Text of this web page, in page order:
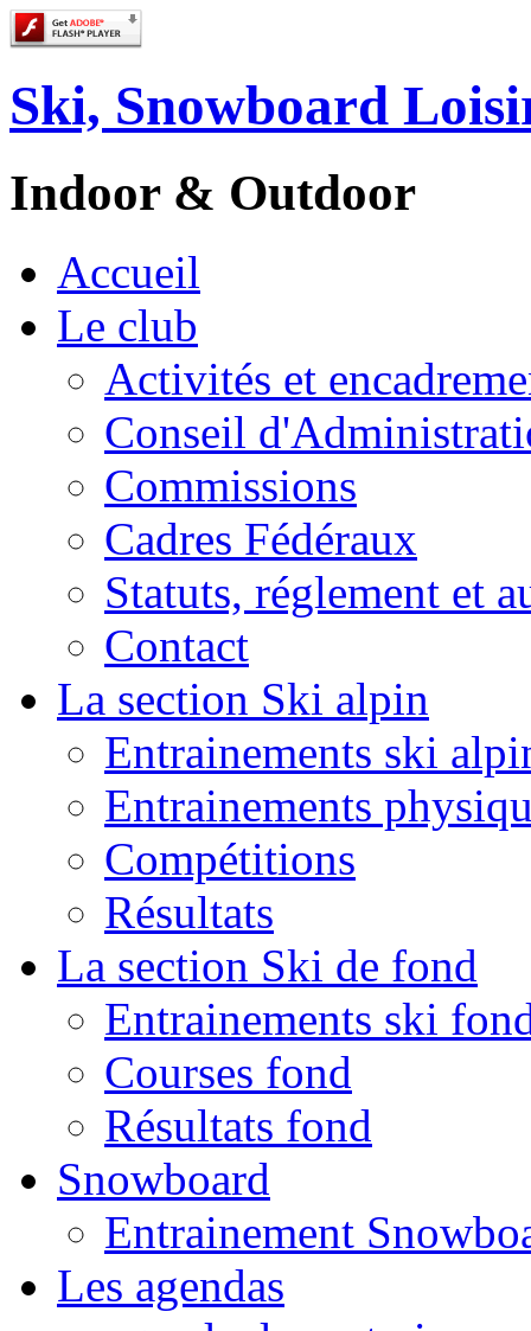
Ski, Snowboard
Indoor & Outdoor
Accueil
Le club
Activités et
Conseil
Commissions
Cadres Fédéraux
Statuts, réglement et
Contact
La section Ski alpin
Entrainements ski
Entrainements
Compétitions
Résultats
La section Ski de fond
Entrainements ski
Courses fond
Résultats fond
Snowboard
Entrainement
Les agendas